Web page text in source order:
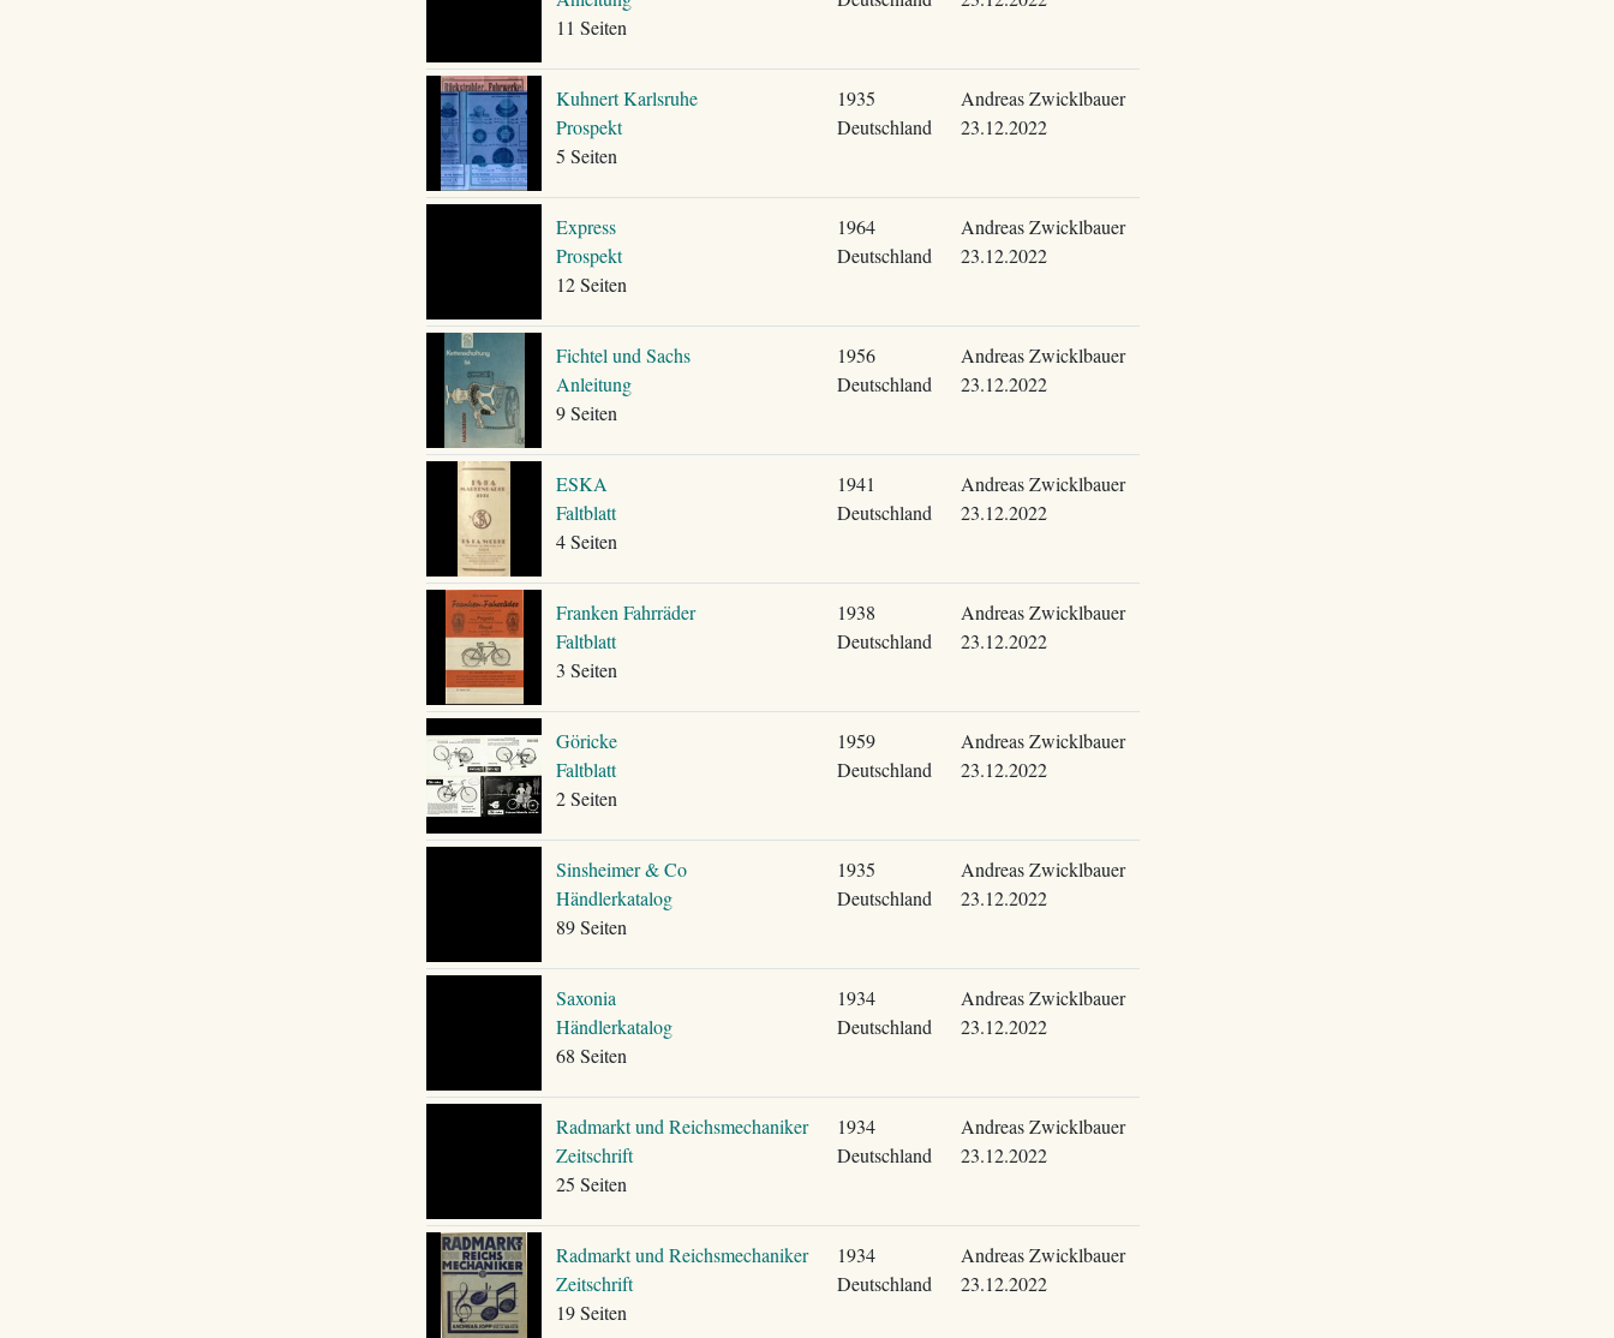
11 Seiten
Kuhnert Karlsruhe
Prospekt
5 Seiten
1935
Deutschland
Andreas Zwicklbauer
23.12.2022
Express
Prospekt
12 Seiten
1964
Deutschland
Andreas Zwicklbauer
23.12.2022
Fichtel und Sachs
Anleitung
9 Seiten
1956
Deutschland
Andreas Zwicklbauer
23.12.2022
ESKA
Faltblatt
4 Seiten
1941
Deutschland
Andreas Zwicklbauer
23.12.2022
Franken Fahrräder
Faltblatt
3 Seiten
1938
Deutschland
Andreas Zwicklbauer
23.12.2022
Göricke
Faltblatt
2 Seiten
1959
Deutschland
Andreas Zwicklbauer
23.12.2022
Sinsheimer & Co
Händlerkatalog
89 Seiten
1935
Deutschland
Andreas Zwicklbauer
23.12.2022
Saxonia
Händlerkatalog
68 Seiten
1934
Deutschland
Andreas Zwicklbauer
23.12.2022
Radmarkt und Reichsmechaniker
Zeitschrift
25 Seiten
1934
Deutschland
Andreas Zwicklbauer
23.12.2022
Radmarkt und Reichsmechaniker
Zeitschrift
19 Seiten
1934
Deutschland
Andreas Zwicklbauer
23.12.2022